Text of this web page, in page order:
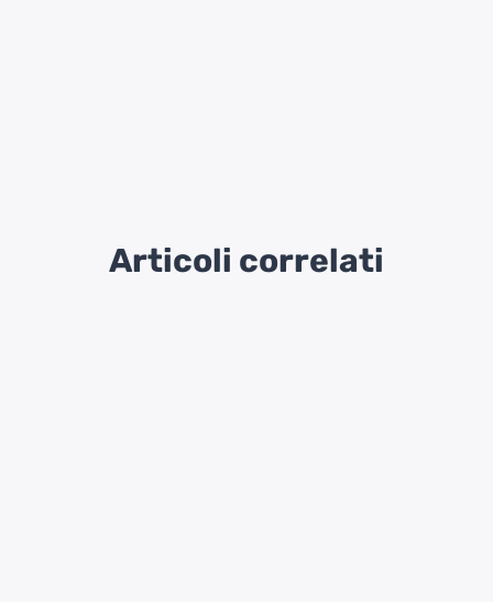
Articoli correlati